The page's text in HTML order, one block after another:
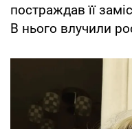
постраждав її
В нього влучили